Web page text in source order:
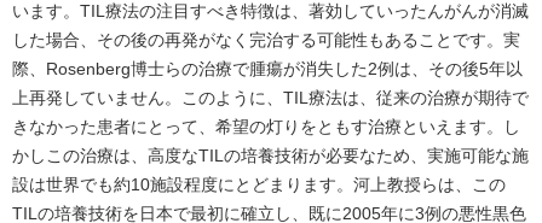
います。TIL療法の注目すべき特徴は、著効していったんがんが消滅
した場合、その後の再発がなく完治する可能性もあることです。実
際、Rosenberg博士らの治療で腫瘍が消失した2例は、その後5年以
上再発していません。このように、TIL療法は、従来の治療が期待で
きなかった患者にとって、希望の灯りをともす治療といえます。し
かしこの治療は、高度なTILの培養技術が必要なため、実施可能な施
設は世界でも約10施設程度にとどまります。河上教授らは、この
TILの培養技術を日本で最初に確立し、既に2005年に3例の悪性黒色